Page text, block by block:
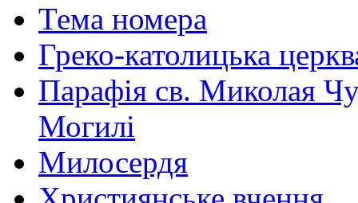
Тема номера
Греко-католицька
Парафія св. Миколая
Могилі
Милосердя